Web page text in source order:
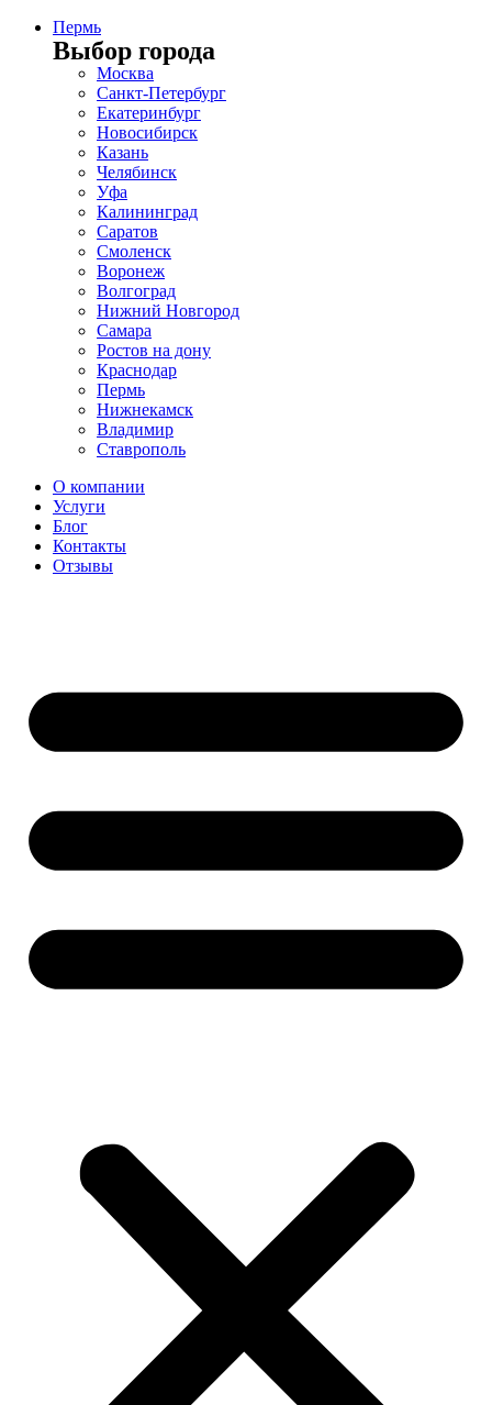
Пермь
Выбор города
Москва
Санкт-Петербург
Екатеринбург
Новосибирск
Казань
Челябинск
Уфа
Калининград
Саратов
Смоленск
Воронеж
Волгоград
Нижний Новгород
Самара
Ростов на дону
Краснодар
Пермь
Нижнекамск
Владимир
Ставрополь
О компании
Услуги
Блог
Контакты
Отзывы